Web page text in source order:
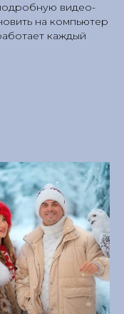
видео-
на компьютер
каждый